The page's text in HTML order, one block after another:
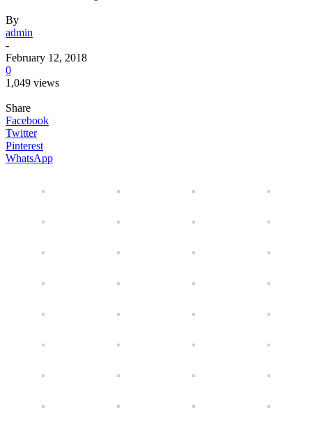
By
admin
-
February 12, 2018
0
1,049 views
Share
Facebook
Twitter
Pinterest
WhatsApp